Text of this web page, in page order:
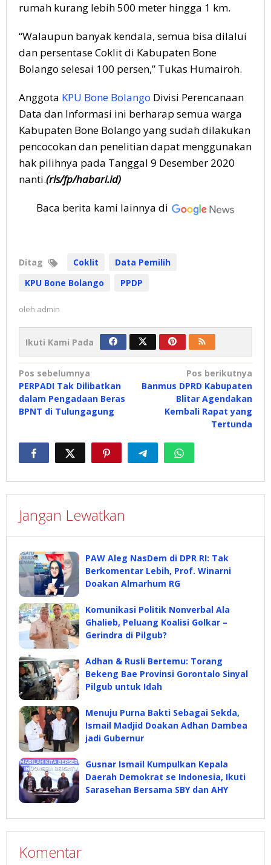
rumah kurang lebih 500 meter hingga 1 km.
“Walaupun banyak kendala, semua bisa dilalui
dan persentase Coklit di Kabupaten Bone
Bolango selesai 100 persen,” Tukas Humairoh.
Anggota KPU Bone Bolango Divisi Perencanaan
Data dan Informasi ini berharap semua warga
Kabupaten Bone Bolango yang sudah dilakukan
pencocokan dan penelitian dapat menggunakan
hak pilihnya pada Tanggal 9 Desember 2020
nanti.(rls/fp/habari.id)
Baca berita kami lainnya di
Ditag Coklit
Data Pemilih
KPU Bone Bolango
PPDP
oleh admin
Ikuti Kami Pada
Navigasi
pos
Pos sebelumnya
PERPADI Tak Dilibatkan
dalam Pengadaan Beras
BPNT di Tulungagung
Pos berikutnya
Banmus DPRD Kabupaten
Blitar Agendakan
Kembali Rapat yang
Tertunda
Jangan Lewatkan
PAW Aleg NasDem di DPR RI: Tak
Berkomentar Lebih, Prof. Winarni
Doakan Almarhum RG
Komunikasi Politik Nonverbal Ala
Ghalieb, Peluang Koalisi Golkar –
Gerindra di Pilgub?
Adhan & Rusli Bertemu: Torang
Bekeng Bae Provinsi Gorontalo Sinyal
Pilgub untuk Idah
Menuju Purna Bakti Sebagai Sekda,
Ismail Madjid Doakan Adhan Dambea
jadi Gubernur
Gusnar Ismail Kumpulkan Kepala
Daerah Demokrat se Indonesia, Ikuti
Sarasehan Bersama SBY dan AHY
Komentar